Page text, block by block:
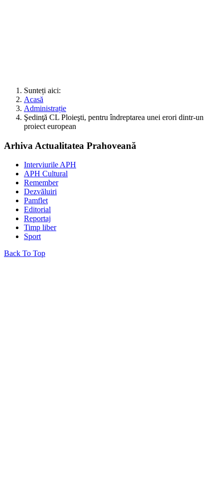
Sunteți aici:
Acasă
Administrație
Şedinţă CL Ploieşti, pentru îndreptarea unei erori dintr-un
proiect european
Arhiva Actualitatea Prahoveană
Interviurile APH
APH Cultural
Remember
Dezvăluiri
Pamflet
Editorial
Reportaj
Timp liber
Sport
Back To Top